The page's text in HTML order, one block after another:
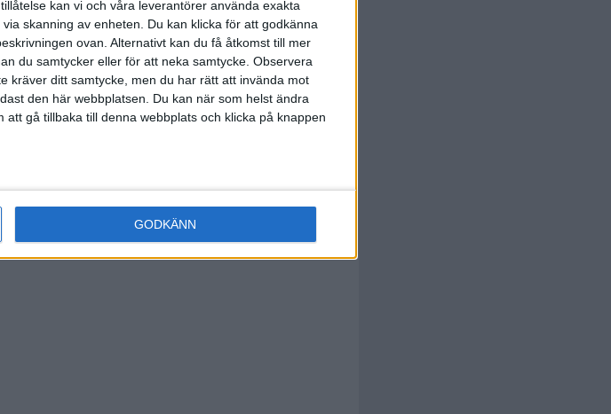
kan vi och våra leverantörer använda exakta
skanning av enheten. Du kan klicka för att godkänna
ovan. Alternativt kan du få åtkomst till mer
du samtycker eller för att neka samtycke. Observera
kräver ditt samtycke, men du har rätt att invända mot
den här webbplatsen. Du kan när som helst ändra
gå tillbaka till denna webbplats och klicka på knappen
GODKÄNN
M. Kyrychok
88 min
P. Polegenko
(ut.Bruninho)
min